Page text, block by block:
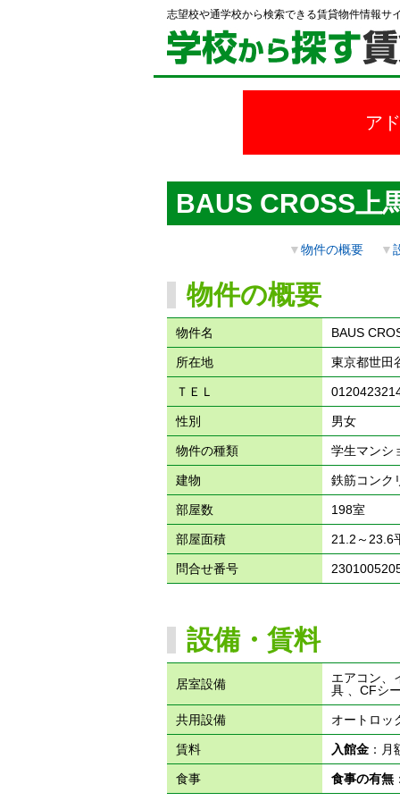
志望校や通学校から検索できる賃貸物件情報サ
ア
BAUS CROSS上
▼物件の概要 ▼
物件の概要
物件名 BAUS
所在地 東京都世田
ＴＥＬ
性別 男女
物件の種類 学生マンシ
建物 鉄筋コン
部屋数 198室
部屋面積 21.2～23.6
問合せ番号
設備・賃料
居室設備
エアコン、
具 、CFシ
共用設備 オートロッ
賃料 入館金：月
食事 食事の有無